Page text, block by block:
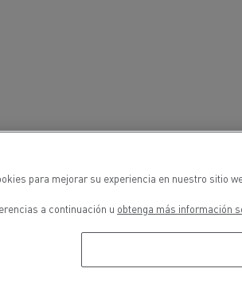
para mejorar su experiencia en nuestro sitio
a continuación u obtenga más información